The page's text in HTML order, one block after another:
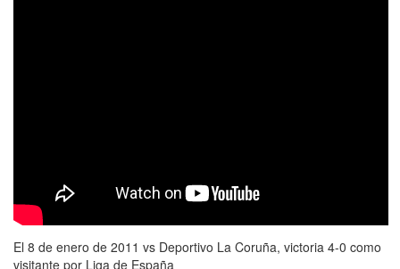
El 8 de enero de 2011 vs Deportivo La Coruña, victoria 4-0 como
visitante por Liga de España